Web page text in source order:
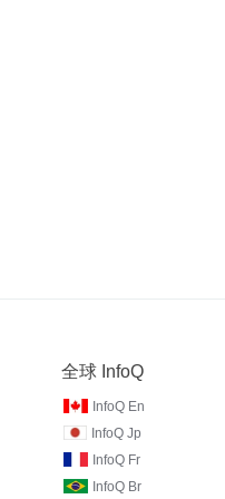
全球 InfoQ
InfoQ En
InfoQ Jp
InfoQ Fr
InfoQ Br